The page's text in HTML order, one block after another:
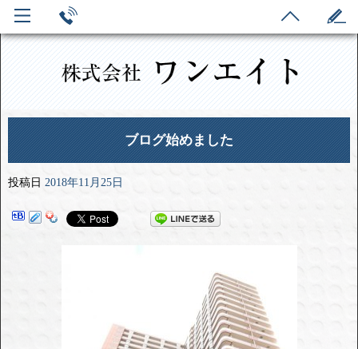
ブログ始めました
投稿日 2018年11月25日